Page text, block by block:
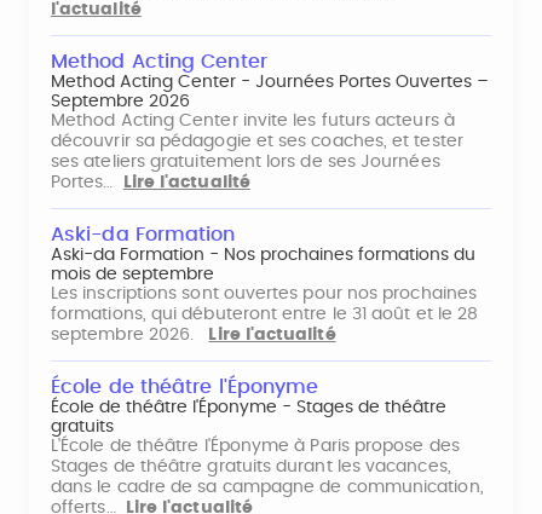
l'actualité
Method Acting Center
Method Acting Center - Journées Portes Ouvertes –
Septembre 2026
Method Acting Center invite les futurs acteurs à
découvrir sa pédagogie et ses coaches, et tester
ses ateliers gratuitement lors de ses Journées
Portes…
Lire l'actualité
Aski-da Formation
Aski-da Formation - Nos prochaines formations du
mois de septembre
Les inscriptions sont ouvertes pour nos prochaines
formations, qui débuteront entre le 31 août et le 28
septembre 2026.
Lire l'actualité
École de théâtre l'Éponyme
École de théâtre l'Éponyme - Stages de théâtre
gratuits
L'École de théâtre l'Éponyme à Paris propose des
Stages de théâtre gratuits durant les vacances,
dans le cadre de sa campagne de communication,
offerts…
Lire l'actualité